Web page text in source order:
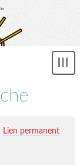
Lien permanent